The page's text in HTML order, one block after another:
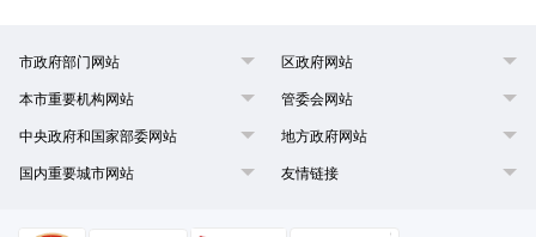
市政府部门网站 区政府网站
本市重要机构网站 管委会网站
中央政府和国家部委网站 地方政府网站
国内重要城市网站 友情链接